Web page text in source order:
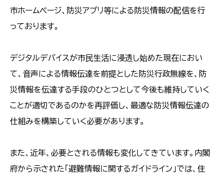
市ホームページ、防災アプリ等による防災情報の配信を行
っております。
デジタルデバイスが市民生活に浸透し始めた現在におい
て、音声による情報伝達を前提とした防災行政無線を、防
災情報を伝達する手段のひとつとして今後も維持していく
ことが適切であるのかを再評価し、最適な防災情報伝達の
仕組みを構築していく必要があります。
また、近年、必要とされる情報も変化してきています。内閣
府から示された「避難情報に関するガイドライン」では、住